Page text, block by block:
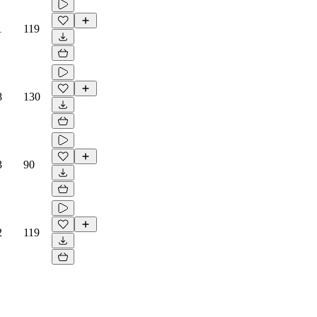
119
130
90
119